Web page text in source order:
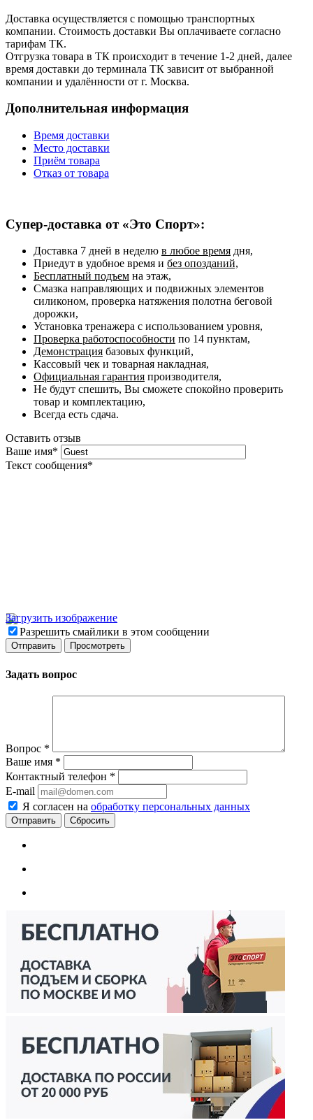
Доставка осуществляется с помощью транспортных
компании. Стоимость доставки Вы оплачиваете согласно
тарифам ТК.
Отгрузка товара в ТК происходит в течение 1-2 дней, далее
время доставки до терминала ТК зависит от выбранной
компании и удалённости от г. Москва.
Дополнительная информация
Время доставки
Место доставки
Приём товара
Отказ от товара
Супер-доставка от «Это Спорт»:
Доставка 7 дней в неделю в любое время дня,
Приедут в удобное время и без опозданий,
Бесплатный подъем на этаж,
Смазка направляющих и подвижных элементов
силиконом, проверка натяжения полотна беговой
дорожки,
Установка тренажера с использованием уровня,
Проверка работоспособности по 14 пунктам,
Демонстрация базовых функций,
Кассовый чек и товарная накладная,
Официальная гарантия производителя,
Не будут спешить, Вы сможете спокойно проверить
товар и комплектацию,
Всегда есть сдача.
Оставить отзыв
Ваше имя*
Текст сообщения*
Загрузить изображение
Разрешить смайлики в этом сообщении
Задать вопрос
Вопрос *
Ваше имя *
Контактный телефон *
E-mail
Я согласен на обработку персональных данных
Сбросить